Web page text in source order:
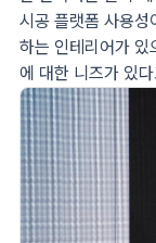
시공 플랫폼 사용성
하는 인테리어가 있
에 대한 니즈가 있